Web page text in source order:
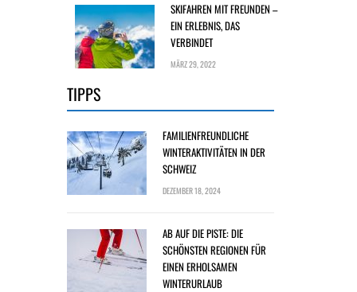
SKIFAHREN MIT FREUNDEN –
EIN ERLEBNIS, DAS
VERBINDET
MÄRZ 29, 2022
TIPPS
FAMILIENFREUNDLICHE
WINTERAKTIVITÄTEN IN DER
SCHWEIZ
DEZEMBER 18, 2024
AB AUF DIE PISTE: DIE
SCHÖNSTEN REGIONEN FÜR
EINEN ERHOLSAMEN
WINTERURLAUB